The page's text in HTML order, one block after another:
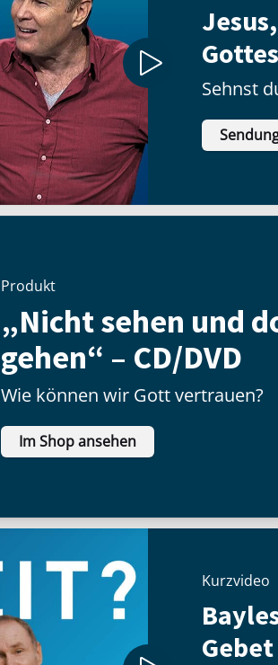
Sehnst
Produkt
„Nicht sehen und
gehen“ – CD/DVD
Wie können wir Gott vertrauen?
Im Shop ansehen
Kurzvideo